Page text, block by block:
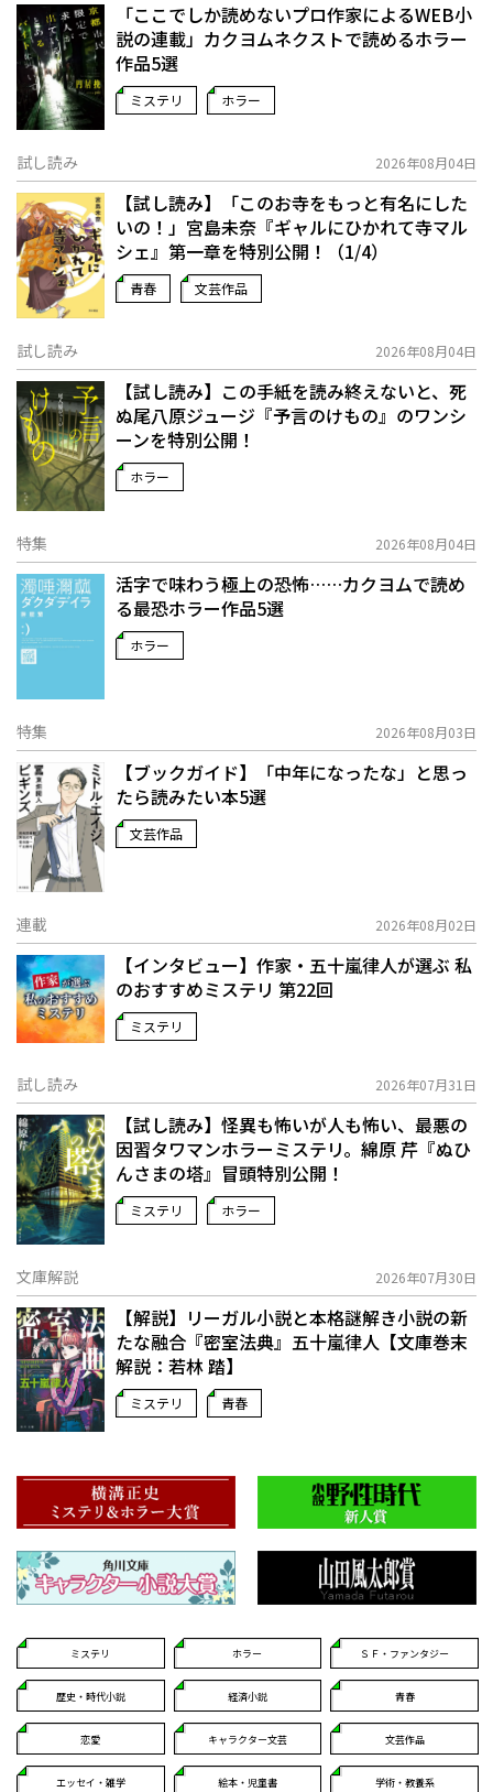
「ここでしか読めないプロ作家によるWEB小
説の連載」――カクヨムネクストで読めるホラー
作品5選
ミステリ ホラー
試し読み 2026年08月04日
【試し読み】「このお寺をもっと有名にした
いの！」宮島未奈『ギャルにひかれて寺マル
シェ』第一章を特別公開！（1/4）
青春 文芸作品
試し読み 2026年08月04日
【試し読み】この手紙を読み終えないと、死
ぬ――尾八原ジュージ『予言のけもの』のワンシ
ーンを特別公開！
ホラー
特集 2026年08月04日
活字で味わう極上の恐怖……カクヨムで読め
る最恐ホラー作品5選
ホラー
特集 2026年08月03日
【ブックガイド】「中年になったな」と思っ
たら読みたい本5選
文芸作品
連載 2026年08月02日
【インタビュー】作家・五十嵐律人が選ぶ 私
のおすすめミステリ 第22回
ミステリ
試し読み 2026年07月31日
【試し読み】怪異も怖いが人も怖い、最悪の
因習タワマンホラーミステリ。綿原 芹『ぬひ
んさまの塔』冒頭特別公開！
ミステリ ホラー
文庫解説 2026年07月30日
【解説】リーガル小説と本格謎解き小説の新
たな融合――『密室法典』五十嵐律人【文庫巻末
解説：若林 踏】
ミステリ 青春
ミステリ ホラー ＳＦ・ファンタジー
歴史・時代小説 経済小説 青春
恋愛 キャラクター文芸 文芸作品
エッセイ・雑学 絵本・児童書 学術・教養系